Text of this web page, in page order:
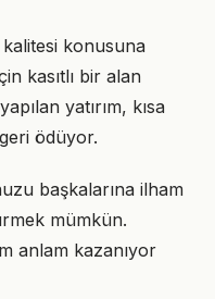
kalitesi konusuna
kasıtlı bir alan
yatırım, kısa
ödüyor.
başkalarına ilham
mümkün.
anlam kazanıyor